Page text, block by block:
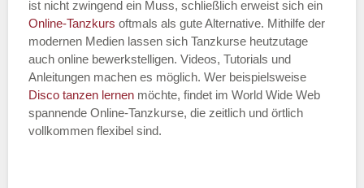
E-Mail*
Name der Tanzschule
ist nicht zwingend ein Muss, schließlich erweist sich ein
Online-Tanzkurs oftmals als gute Alternative. Mithilfe der
modernen Medien lassen sich Tanzkurse heutzutage
auch online bewerkstelligen. Videos, Tutorials und
Anleitungen machen es möglich. Wer beispielsweise
Disco tanzen lernen möchte, findet im World Wide Web
spannende Online-Tanzkurse, die zeitlich und örtlich
vollkommen flexibel sind.